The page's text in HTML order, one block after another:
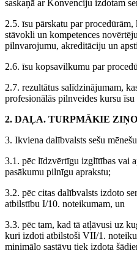
saskaņā ar Konvenciju izdotam
2.5. īsu pārskatu par
stāvokli un kompetences
pilnvarojumu, akreditāciju un
2.6. īsu kopsavilkumu par
2.7. rezultātus salīdzinājumam,
profesionālās pilnveides kursu īsu
2. DAĻA. TURPMĀKIE
3. Ikviena dalībvalsts sešu
3.1. pēc līdzvērtīgu izglītības vai
pasākumu pilnīgu aprakstu;
3.2. pēc citas dalībvalsts izdoto
atbilstību I/10. noteikumam, un
3.3. pēc tam, kad tā atļāvusi uz
kuri izdoti atbilstoši VII/1.
minimālo sastāvu tiek izdota